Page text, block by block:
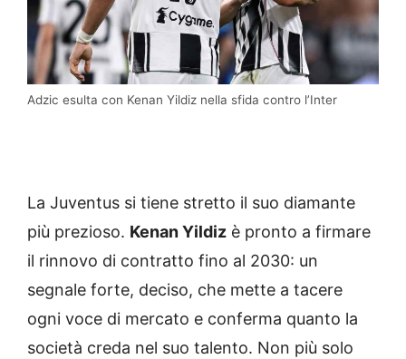
Adzic esulta con Kenan Yildiz nella sfida contro l’Inter
La Juventus si tiene stretto il suo diamante
più prezioso. Kenan Yildiz è pronto a firmare
il rinnovo di contratto fino al 2030: un
segnale forte, deciso, che mette a tacere
ogni voce di mercato e conferma quanto la
società creda nel suo talento. Non più solo